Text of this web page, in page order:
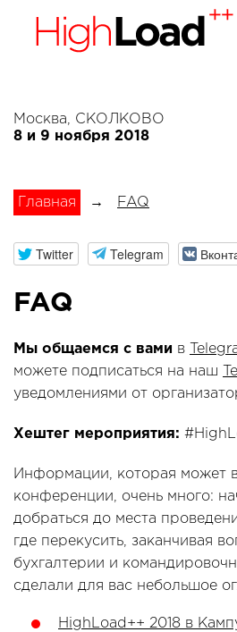
Москва, СКОЛКОВО
8 и 9 ноября 2018
Главная → FAQ
Twitter Telegram
FAQ
Мы общаемся с вами в
можете подписаться на наш
уведомлениями от
Хештег мероприятия:
Информации, которая может
конференции, очень много:
добраться до места
где перекусить, заканчивая
бухгалтерии и
сделали для вас небольшое
HighLoad++ 2018 в